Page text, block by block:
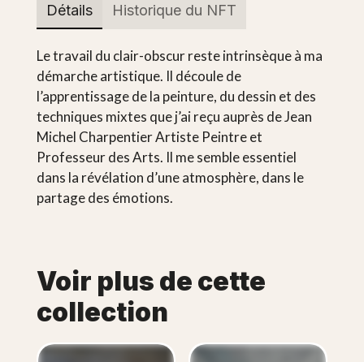
Détails Historique du NFT
Le travail du clair-obscur reste intrinsèque à ma
démarche artistique. Il découle de
l’apprentissage de la peinture, du dessin et des
techniques mixtes que j’ai reçu auprès de Jean
Michel Charpentier Artiste Peintre et
Professeur des Arts. Il me semble essentiel
dans la révélation d’une atmosphère, dans le
partage des émotions.
Voir plus de cette
collection